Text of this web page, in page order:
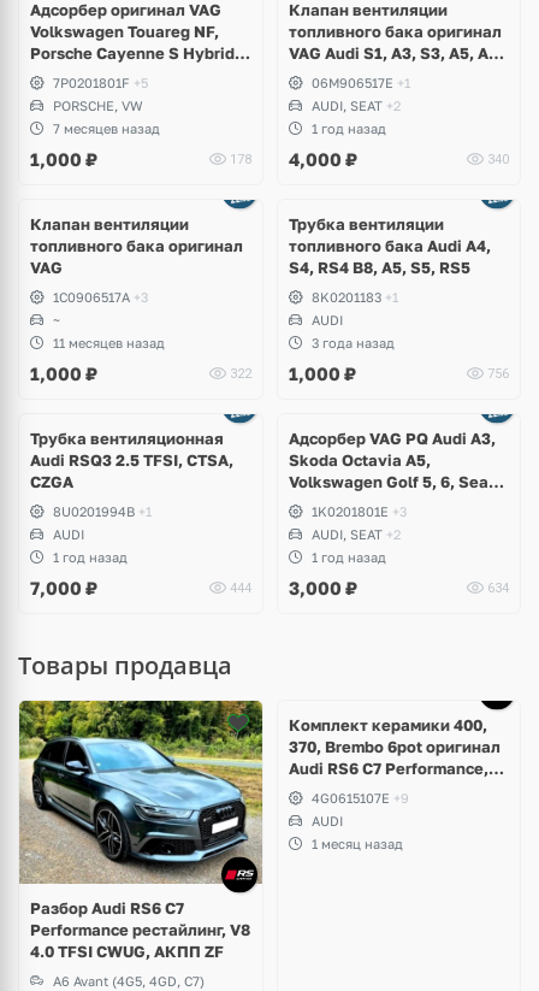
Адсорбер оригинал VAG
Volkswagen Touareg NF,
Porsche Cayenne S Hybrid
958, V6 3.0 TFSI, CGEA,
CGFA
7P0201801F +5
PORSCHE, VW
7 месяцев назад
1,000 ₽ 178
Клапан вентиляции
топливного бака оригинал
VAG Audi S1, A3, S3, A5, A6,
Q2, Q3, Q5, Volkswagen
Arteon, Atlas Cross Sport,
Tiguan Allspace, Teramont,
Passat B8, T-Roc,
Transporter, Golf 8 R
06M906517E +1
AUDI, SEAT +2
1 год назад
4,000 ₽ 340
Клапан вентиляции
топливного бака оригинал
VAG
1C0906517A +3
~
11 месяцев назад
1,000 ₽ 322
Трубка вентиляции
топливного бака Audi A4,
S4, RS4 B8, A5, S5, RS5
8K0201183 +1
AUDI
3 года назад
1,000 ₽ 756
Трубка вентиляционная
Audi RSQ3 2.5 TFSI, CTSA,
CZGA
8U0201994B +1
AUDI
1 год назад
7,000 ₽ 444
Адсорбер VAG PQ Audi A3,
Skoda Octavia A5,
Volkswagen Golf 5, 6, Seat
Leon1K0201801E +3
AUDI, SEAT +2
1 год назад
3,000 ₽ 634
Товары продавца
Разбор Audi RS6 C7
Performance рестайлинг, V8
4.0 TFSI CWUG, АКПП ZF
A6 Avant (4G5, 4GD, C7)
5 фото
Комплект керамики 400,
370, Brembo 6pot оригинал
Audi RS6 C7 Performance,
RS7 V8 4.0 TFSI
4G0615107E +9
AUDI
1 месяц назад